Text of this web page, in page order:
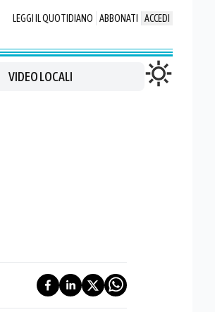
LEGGI IL QUOTIDIANO ABBONATI ACCEDI
VIDEO LOCALI